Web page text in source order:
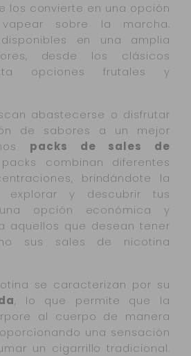
los convierte en una opción
sobre la marcha.
en una amplia
desde los clásicos
opciones frutales y
abastecerse o disfrutar
de sabores a un mejor
packs de sales de
combinan diferentes
brindándote la
explorar y descubrir tus
opción económica y
aquellos que desean tener
sus sales de nicotina
se caracterizan por su
, lo que permite que la
al cuerpo de manera
una sensación
un cigarrillo tradicional.